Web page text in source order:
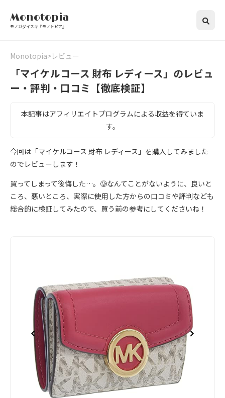
Monotopia
モノガダイスキ『モノトピア』
Monotopia レビュー
「マイケルコース 財布 レディース」のレビュ
ー・評判・口コミ【徹底検証】
本記事はアフィリエイトプログラムによる収益を得ていま
す。
今回は「マイケルコース 財布 レディース」を購入してみました
のでレビューします！
買ってしまって後悔した…。🥲なんてことがないように、良いと
ころ、悪いところ、実際に使用した方からの口コミや評判なども
総合的に検証してみたので、買う前の参考にしてくださいね！